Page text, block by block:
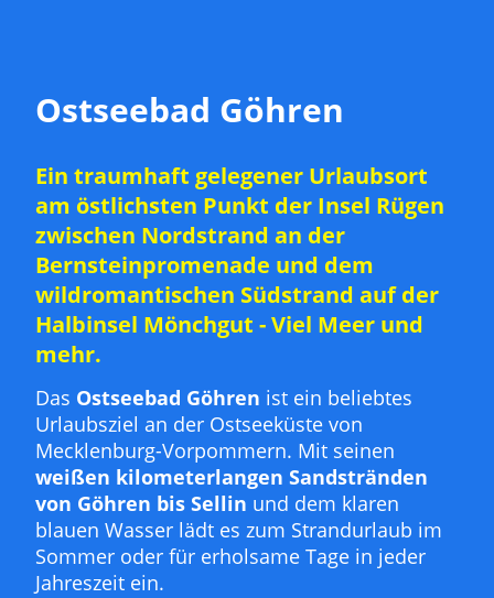
Ostseebad Göhren
Ein traumhaft gelegener Urlaubsort
am östlichsten Punkt der Insel Rügen
zwischen Nordstrand an der
Bernsteinpromenade und dem
wildromantischen Südstrand auf der
Halbinsel Mönchgut - Viel Meer und
mehr.
Das Ostseebad Göhren ist ein beliebtes
Urlaubsziel an der Ostseeküste von
Mecklenburg-Vorpommern. Mit seinen
weißen kilometerlangen Sandstränden
von Göhren bis Sellin und dem klaren
blauen Wasser lädt es zum Strandurlaub im
Sommer oder für erholsame Tage in jeder
Jahreszeit ein.